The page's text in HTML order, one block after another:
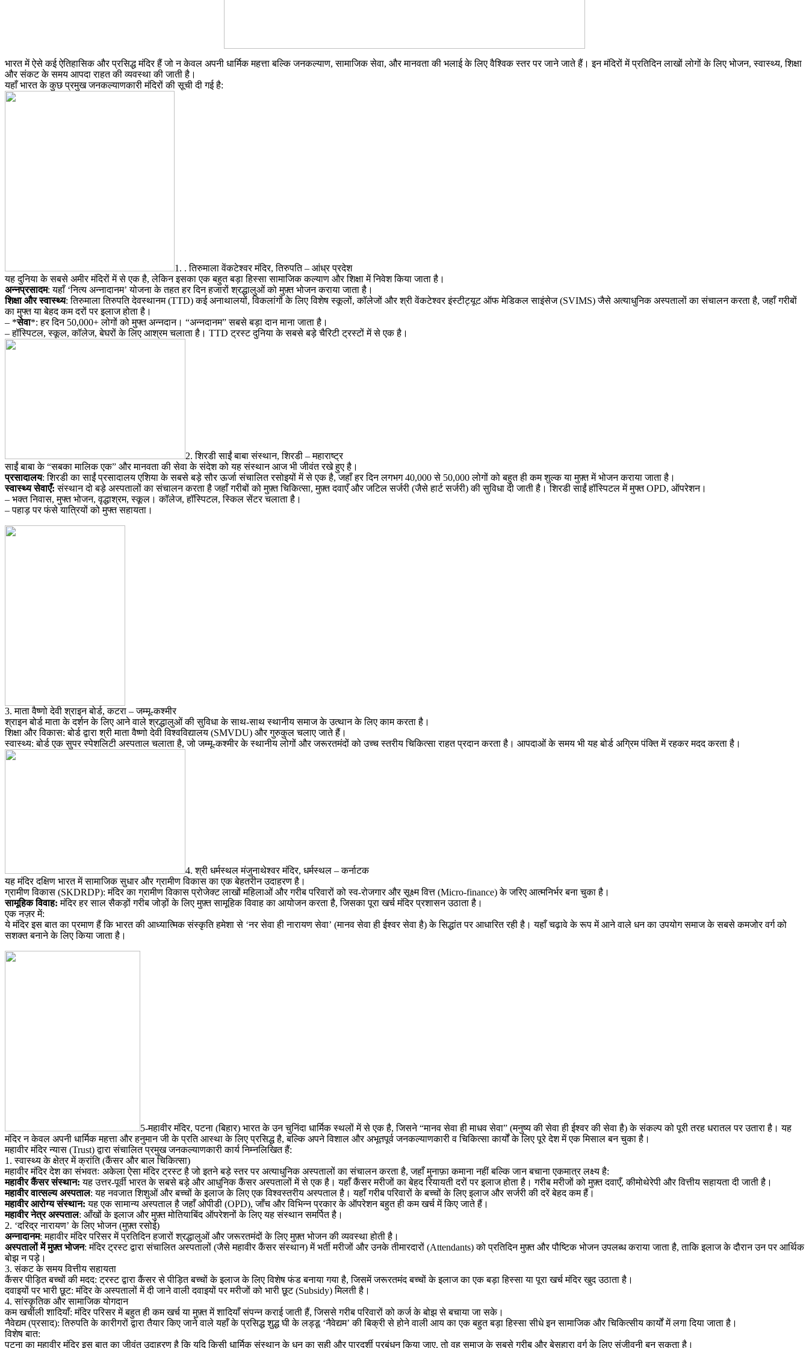
भारत में ऐसे कई ऐतिहासिक और प्रसिद्ध मंदिर हैं जो न केवल अपनी धार्मिक महत्ता बल्कि जनकल्याण, सामाजिक सेवा, और मानवता की भलाई के लिए वैश्विक स्तर पर जाने जाते हैं। इन मंदिरों में प्रतिदिन लाखों लोगों के लिए भोजन, स्वास्थ्य, शिक्षा
और संकट के समय आपदा राहत की व्यवस्था की जाती है।
​यहाँ भारत के कुछ प्रमुख जनकल्याणकारी मंदिरों की सूची दी गई है:
1. . तिरुमाला वेंकटेश्वर मंदिर, तिरुपति – आंध्र प्रदेश
​यह दुनिया के सबसे अमीर मंदिरों में से एक है, लेकिन इसका एक बहुत बड़ा हिस्सा सामाजिक कल्याण और शिक्षा में निवेश किया जाता है।
अन्नप्रसादम: यहाँ ‘नित्य अन्नादानम’ योजना के तहत हर दिन हजारों श्रद्धालुओं को मुफ़्त भोजन कराया जाता है।
​शिक्षा और स्वास्थ्य: तिरुमाला तिरुपति देवस्थानम (TTD) कई अनाथालयों, विकलांगों के लिए विशेष स्कूलों, कॉलेजों और श्री वेंकटेश्वर इंस्टीट्यूट ऑफ मेडिकल साइंसेज (SVIMS) जैसे अत्याधुनिक अस्पतालों का संचालन करता है, जहाँ गरीबों
का मुफ्त या बेहद कम दरों पर इलाज होता है।
– *सेवा*: हर दिन 50,000+ लोगों को मुफ्त अन्नदान। “अन्नदानम” सबसे बड़ा दान माना जाता है।
– हॉस्पिटल, स्कूल, कॉलेज, बेघरों के लिए आश्रम चलाता है। TTD ट्रस्ट दुनिया के सबसे बड़े चैरिटी ट्रस्टों में से एक है।
2. शिरडी साईं बाबा संस्थान, शिरडी – महाराष्ट्र
​साईं बाबा के “सबका मालिक एक” और मानवता की सेवा के संदेश को यह संस्थान आज भी जीवंत रखे हुए है।
प्रसादालय: शिरडी का साईं प्रसादालय एशिया के सबसे बड़े सौर ऊर्जा संचालित रसोइयों में से एक है, जहाँ हर दिन लगभग 40,000 से 50,000 लोगों को बहुत ही कम शुल्क या मुफ़्त में भोजन कराया जाता है।
​स्वास्थ्य सेवाएँ: संस्थान दो बड़े अस्पतालों का संचालन करता है जहाँ गरीबों को मुफ़्त चिकित्सा, मुफ़्त दवाएँ और जटिल सर्जरी (जैसे हार्ट सर्जरी) की सुविधा दी जाती है। शिरडी साईं हॉस्पिटल में मुफ्त OPD, ऑपरेशन।
– भक्त निवास, मुफ्त भोजन, वृद्धाश्रम, स्कूल। कॉलेज, हॉस्पिटल, स्किल सेंटर चलाता है।
– पहाड़ पर फंसे यात्रियों को मुफ्त सहायता।
3. माता वैष्णो देवी श्राइन बोर्ड, कटरा – जम्मू-कश्मीर
​श्राइन बोर्ड माता के दर्शन के लिए आने वाले श्रद्धालुओं की सुविधा के साथ-साथ स्थानीय समाज के उत्थान के लिए काम करता है।
​शिक्षा और विकास: बोर्ड द्वारा श्री माता वैष्णो देवी विश्वविद्यालय (SMVDU) और गुरुकुल चलाए जाते हैं।
​स्वास्थ्य: बोर्ड एक सुपर स्पेशलिटी अस्पताल चलाता है, जो जम्मू-कश्मीर के स्थानीय लोगों और जरूरतमंदों को उच्च स्तरीय चिकित्सा राहत प्रदान करता है। आपदाओं के समय भी यह बोर्ड अग्रिम पंक्ति में रहकर मदद करता है।
4. श्री धर्मस्थल मंजुनाथेश्वर मंदिर, धर्मस्थल – कर्नाटक
​यह मंदिर दक्षिण भारत में सामाजिक सुधार और ग्रामीण विकास का एक बेहतरीन उदाहरण है।
​ग्रामीण विकास (SKDRDP): मंदिर का ग्रामीण विकास प्रोजेक्ट लाखों महिलाओं और गरीब परिवारों को स्व-रोजगार और सूक्ष्म वित्त (Micro-finance) के जरिए आत्मनिर्भर बना चुका है।
​सामूहिक विवाह: मंदिर हर साल सैकड़ों गरीब जोड़ों के लिए मुफ़्त सामूहिक विवाह का आयोजन करता है, जिसका पूरा खर्च मंदिर प्रशासन उठाता है।
​एक नज़र में:
ये मंदिर इस बात का प्रमाण हैं कि भारत की आध्यात्मिक संस्कृति हमेशा से ‘नर सेवा ही नारायण सेवा’ (मानव सेवा ही ईश्वर सेवा है) के सिद्धांत पर आधारित रही है। यहाँ चढ़ावे के रूप में आने वाले धन का उपयोग समाज के सबसे कमजोर वर्ग को
सशक्त बनाने के लिए किया जाता है।
5-महावीर मंदिर, पटना (बिहार) भारत के उन चुनिंदा धार्मिक स्थलों में से एक है, जिसने “मानव सेवा ही माधव सेवा” (मनुष्य की सेवा ही ईश्वर की सेवा है) के संकल्प को पूरी तरह धरातल पर उतारा है। यह
मंदिर न केवल अपनी धार्मिक महत्ता और हनुमान जी के प्रति आस्था के लिए प्रसिद्ध है, बल्कि अपने विशाल और अभूतपूर्व जनकल्याणकारी व चिकित्सा कार्यों के लिए पूरे देश में एक मिसाल बन चुका है।
​महावीर मंदिर न्यास (Trust) द्वारा संचालित प्रमुख जनकल्याणकारी कार्य निम्नलिखित हैं:
​1. स्वास्थ्य के क्षेत्र में क्रांति (कैंसर और बाल चिकित्सा)
​महावीर मंदिर देश का संभवतः अकेला ऐसा मंदिर ट्रस्ट है जो इतने बड़े स्तर पर अत्याधुनिक अस्पतालों का संचालन करता है, जहाँ मुनाफ़ा कमाना नहीं बल्कि जान बचाना एकमात्र लक्ष्य है:
​महावीर कैंसर संस्थान: यह उत्तर-पूर्वी भारत के सबसे बड़े और आधुनिक कैंसर अस्पतालों में से एक है। यहाँ कैंसर मरीजों का बेहद रियायती दरों पर इलाज होता है। गरीब मरीजों को मुफ़्त दवाएँ, कीमोथेरेपी और वित्तीय सहायता दी जाती है।
​महावीर वात्सल्य अस्पताल: यह नवजात शिशुओं और बच्चों के इलाज के लिए एक विश्वस्तरीय अस्पताल है। यहाँ गरीब परिवारों के बच्चों के लिए इलाज और सर्जरी की दरें बेहद कम हैं।
​महावीर आरोग्य संस्थान: यह एक सामान्य अस्पताल है जहाँ ओपीडी (OPD), जाँच और विभिन्न प्रकार के ऑपरेशन बहुत ही कम खर्च में किए जाते हैं।
​महावीर नेत्र अस्पताल: आँखों के इलाज और मुफ़्त मोतियाबिंद ऑपरेशनों के लिए यह संस्थान समर्पित है।
​2. ‘दरिद्र नारायण’ के लिए भोजन (मुफ़्त रसोई)
अन्नादानम: महावीर मंदिर परिसर में प्रतिदिन हजारों श्रद्धालुओं और जरूरतमंदों के लिए मुफ़्त भोजन की व्यवस्था होती है।
​अस्पतालों में मुफ़्त भोजन: मंदिर ट्रस्ट द्वारा संचालित अस्पतालों (जैसे महावीर कैंसर संस्थान) में भर्ती मरीजों और उनके तीमारदारों (Attendants) को प्रतिदिन मुफ़्त और पौष्टिक भोजन उपलब्ध कराया जाता है, ताकि इलाज के दौरान उन पर आर्थिक
बोझ न पड़े।
​3. संकट के समय वित्तीय सहायता
​कैंसर पीड़ित बच्चों की मदद: ट्रस्ट द्वारा कैंसर से पीड़ित बच्चों के इलाज के लिए विशेष फंड बनाया गया है, जिसमें जरूरतमंद बच्चों के इलाज का एक बड़ा हिस्सा या पूरा खर्च मंदिर खुद उठाता है।
​दवाइयों पर भारी छूट: मंदिर के अस्पतालों में दी जाने वाली दवाइयों पर मरीजों को भारी छूट (Subsidy) मिलती है।
​4. सांस्कृतिक और सामाजिक योगदान
​कम खर्चीली शादियाँ: मंदिर परिसर में बहुत ही कम खर्च या मुफ़्त में शादियाँ संपन्न कराई जाती हैं, जिससे गरीब परिवारों को कर्ज के बोझ से बचाया जा सके।
​नैवेद्यम (प्रसाद): तिरुपति के कारीगरों द्वारा तैयार किए जाने वाले यहाँ के प्रसिद्ध शुद्ध घी के लड्डू ‘नैवेद्यम’ की बिक्री से होने वाली आय का एक बहुत बड़ा हिस्सा सीधे इन सामाजिक और चिकित्सीय कार्यों में लगा दिया जाता है।
​विशेष बात:
पटना का महावीर मंदिर इस बात का जीवंत उदाहरण है कि यदि किसी धार्मिक संस्थान के धन का सही और पारदर्शी प्रबंधन किया जाए, तो वह समाज के सबसे गरीब और बेसहारा वर्ग के लिए संजीवनी बन सकता है।